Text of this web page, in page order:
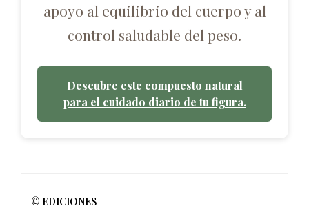
apoyo al equilibrio del cuerpo y al
control saludable del peso.
Descubre este compuesto natural
para el cuidado diario de tu figura.
© EDICIONES